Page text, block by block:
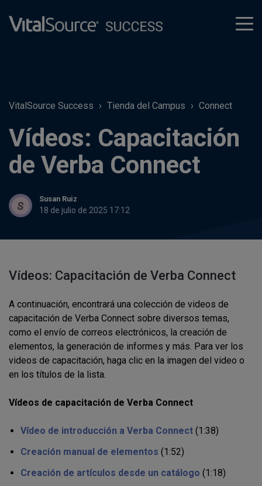
VitalSource Success Tienda del Campus Connect
Vídeos: Capacitación
de Verba Connect
Susan Ruiz
18 de julio de 2025 17:12
Vídeos: Capacitación de Verba Connect
A continuación, encontrará una colección de videos de
capacitación de Verba Connect sobre diversos temas,
como el envío de correos electrónicos, la creación de
elementos, la generación de informes y más. Para ver los
videos de capacitación, haga clic en la imagen del video o
en los títulos de la lista.
Vídeos de capacitación de Verba Connect
Vídeo de introducción a Verba Connect (1:38)
Creación manual de elementos (1:52)
Creación de artículos desde un catálogo (1:18)